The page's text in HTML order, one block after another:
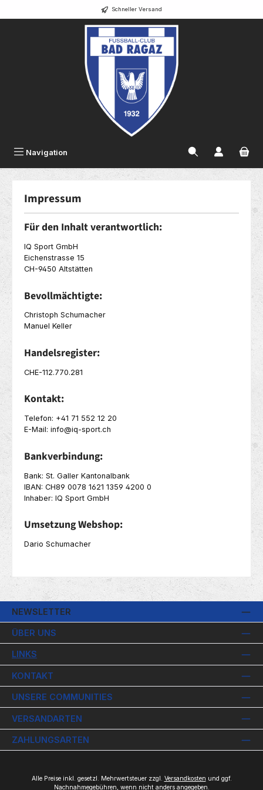
Schneller Versand
Navigation
Impressum
Für den Inhalt verantwortlich:
IQ Sport GmbH
Eichenstrasse 15
CH-9450 Altstätten
Bevollmächtigte:
Christoph Schumacher
Manuel Keller
Handelsregister:
CHE-112.770.281
Kontakt:
Telefon: +41 71 552 12 20
E-Mail: info@iq-sport.ch
Bankverbindung:
Bank: St. Galler Kantonalbank
IBAN: CH89 0078 1621 1359 4200 0
Inhaber: IQ Sport GmbH
Umsetzung Webshop:
Dario Schumacher
NEWSLETTER
ÜBER UNS
LINKS
KONTAKT
UNSERE COMMUNITIES
VERSANDARTEN
ZAHLUNGSARTEN
Alle Preise inkl. gesetzl. Mehrwertsteuer zzgl. Versandkosten und ggf.
Nachnahmegebühren, wenn nicht anders angegeben.